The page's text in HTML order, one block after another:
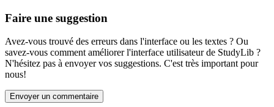
Faire une suggestion
Avez-vous trouvé des erreurs dans l'interface ou les textes ? Ou
savez-vous comment améliorer l'interface utilisateur de StudyLib ?
N'hésitez pas à envoyer vos suggestions. C'est très important pour
nous!
Envoyer un commentaire